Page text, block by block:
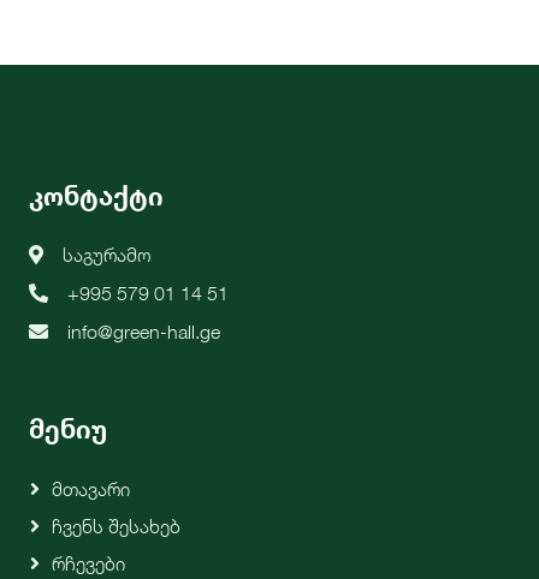
კონტაქტი
საგურამო
+995 579 01 14 51
info@green-hall.ge
მენიუ
Მთავარი
Ჩვენს Შესახებ
Რჩევები